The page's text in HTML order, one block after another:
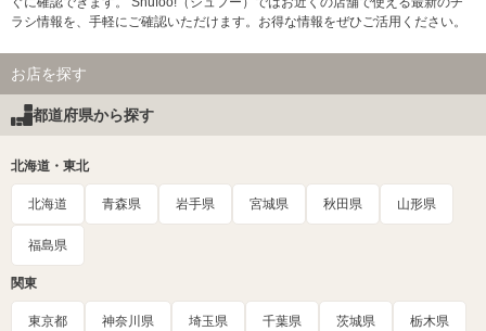
ラシ情報を、手軽にご確認いただけます。お得な情報をぜひご活用ください。
お店を探す
都道府県から探す
北海道・東北
北海道 青森県 岩手県 宮城県 秋田県 山形県
福島県
関東
東京都 神奈川県 埼玉県 千葉県 茨城県 栃木県